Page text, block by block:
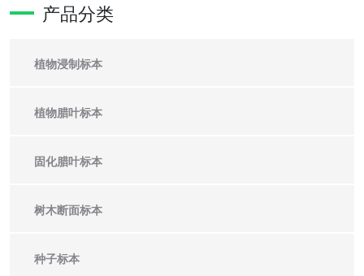
产品分类
植物浸制标本
植物腊叶标本
固化腊叶标本
树木断面标本
种子标本